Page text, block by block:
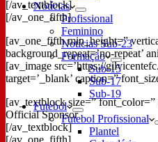
Notícias
Profissional
Feminino
Notícias Sub-23
Formação
Sub-15
Sub-17
Sub-19
Futebol
Futebol Profissional
Plantel
[/av_textblock]
[/av_one_fifth]
[av_one_fifth min_height=”
background_repeat=’no-repeat’
[av_image src=’https://
target=’_blank’ caption=”
[av_textblock size=”
Official Sponsor
[/av_textblock]
[/av_one_fifth]